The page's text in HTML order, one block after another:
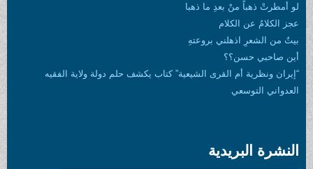
لو أمطرتْ ذهباً منْ بعدِ ما ذهبا
عجز الكلامُ عن الكلام
بيتٌ من الشعرِ اذهلني بروعتهِ
أين صاحبي حسن؟؟
“إيران ونظرية أم القرى الشيعية” كتاب يكشف حلم دولة ولاية الفقيه
العدواني التوسعي
النشرة البريدية